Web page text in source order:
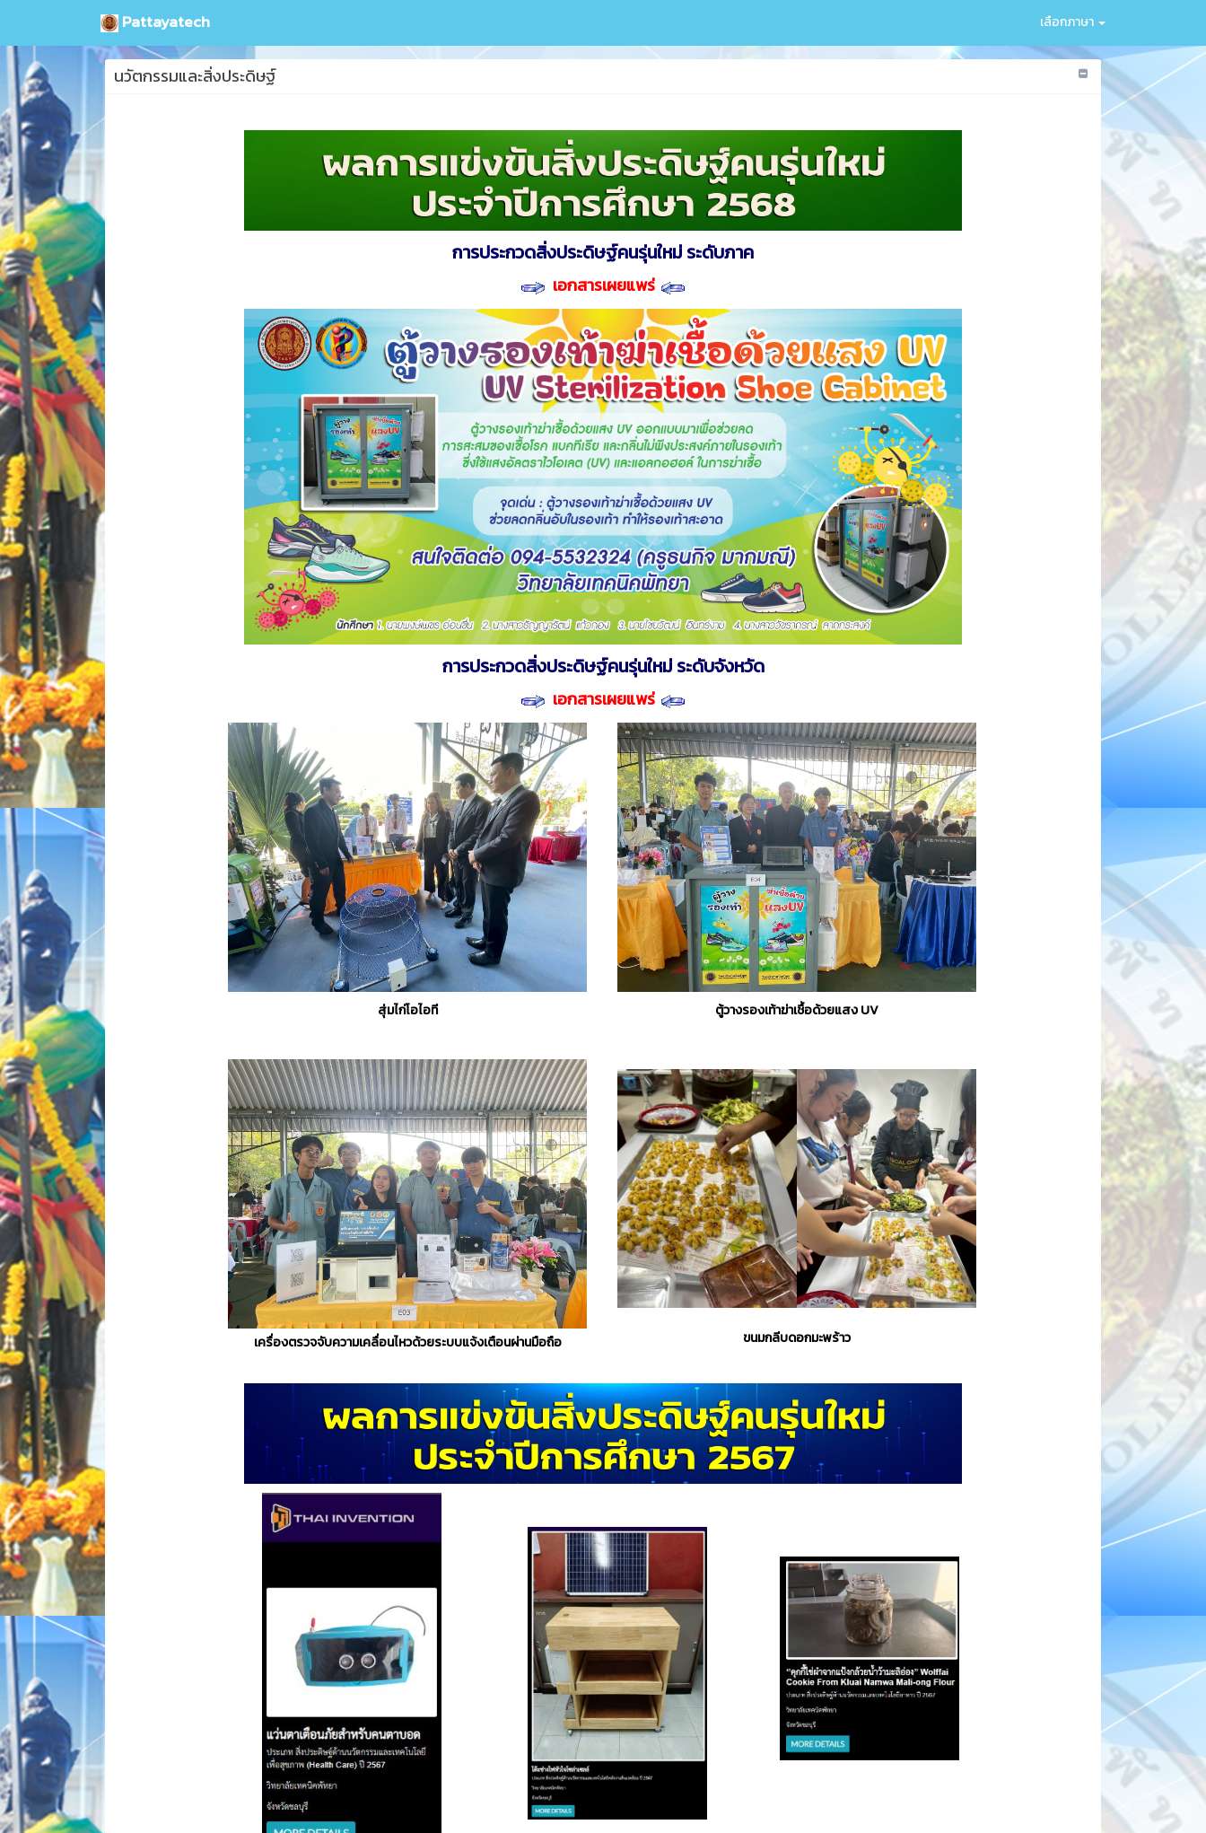
Pattayatech เลือกภาษา
นวัตกรรมและสิ่งประดิษฐ์
การประกวดสิ่งประดิษฐ์คนรุ่นใหม่ ระดับภาค
เอกสารเผยแพร่
การประกวดสิ่งประดิษฐ์คนรุ่นใหม่ ระดับจังหวัด
เอกสารเผยแพร่
สุ่มไก่โอไอที ตู้วางรองเท้าฆ่าเชื้อด้วยแสง UV
เครื่องตรวจจับความเคลื่อนไหวด้วยระบบแจ้งเตือนผ่านมือถือ ขนมกลีบดอกมะพร้าว